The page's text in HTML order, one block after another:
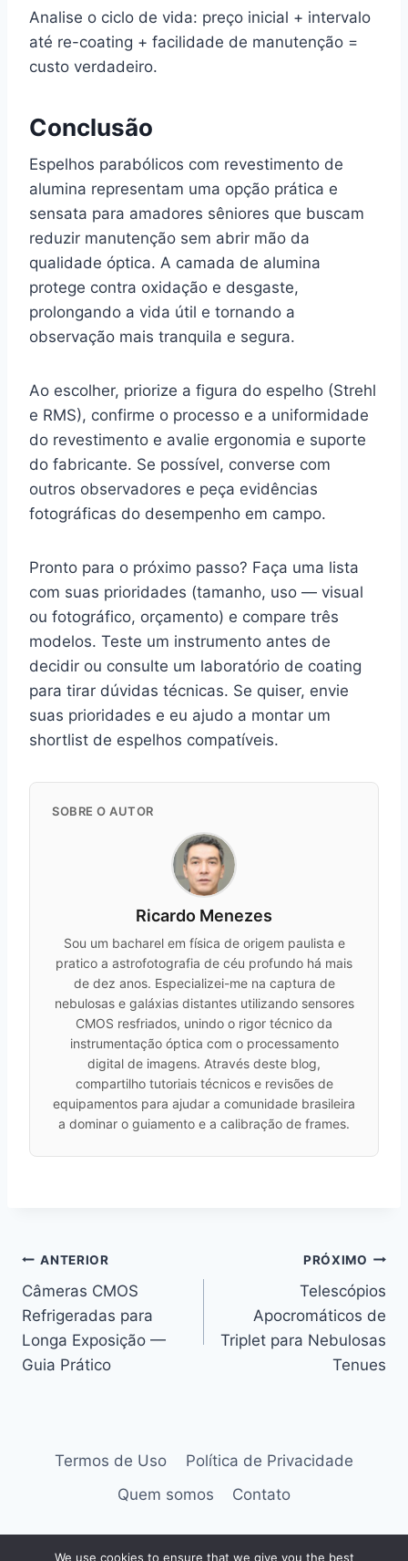
Analise o ciclo de vida: preço inicial + intervalo
até re-coating + facilidade de manutenção =
custo verdadeiro.
Conclusão
Espelhos parabólicos com revestimento de
alumina representam uma opção prática e
sensata para amadores sêniores que buscam
reduzir manutenção sem abrir mão da
qualidade óptica. A camada de alumina
protege contra oxidação e desgaste,
prolongando a vida útil e tornando a
observação mais tranquila e segura.
Ao escolher, priorize a figura do espelho (Strehl
e RMS), confirme o processo e a uniformidade
do revestimento e avalie ergonomia e suporte
do fabricante. Se possível, converse com
outros observadores e peça evidências
fotográficas do desempenho em campo.
Pronto para o próximo passo? Faça uma lista
com suas prioridades (tamanho, uso — visual
ou fotográfico, orçamento) e compare três
modelos. Teste um instrumento antes de
decidir ou consulte um laboratório de coating
para tirar dúvidas técnicas. Se quiser, envie
suas prioridades e eu ajudo a montar um
shortlist de espelhos compatíveis.
SOBRE O AUTOR
Ricardo Menezes
Sou um bacharel em física de origem paulista e
pratico a astrofotografia de céu profundo há mais
de dez anos. Especializei-me na captura de
nebulosas e galáxias distantes utilizando sensores
CMOS resfriados, unindo o rigor técnico da
instrumentação óptica com o processamento
digital de imagens. Através deste blog,
compartilho tutoriais técnicos e revisões de
equipamentos para ajudar a comunidade brasileira
a dominar o guiamento e a calibração de frames.
Navegação
de
Post
ANTERIOR
Câmeras CMOS
Refrigeradas para
Longa Exposição —
Guia Prático
PRÓXIMO
Telescópios
Apocromáticos de
Triplet para Nebulosas
Tenues
Termos de Uso
Política de Privacidade
Quem somos
Contato
We use cookies to ensure that we give you the best